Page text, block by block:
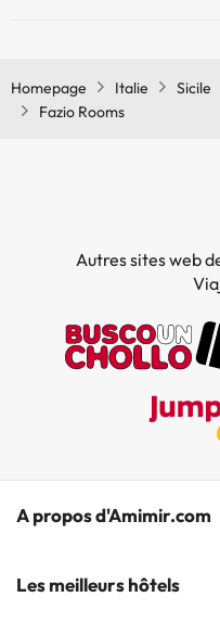
Homepage Italie Sicile
Fazio Rooms
Autres sites web
A propos d'Amimir.com
Notre équipe
Les meilleurs hôtels